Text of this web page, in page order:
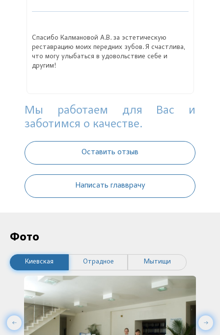
Спасибо Калмановой А.В. за эстетическую
реставрацию моих передних зубов. Я счастлива,
что могу улыбаться в удовольствие себе и
другим!
Мы работаем для Вас и
заботимся о качестве.
Оставить отзыв
Написать главврачу
Фото
Киевская Отрадное Мытищи